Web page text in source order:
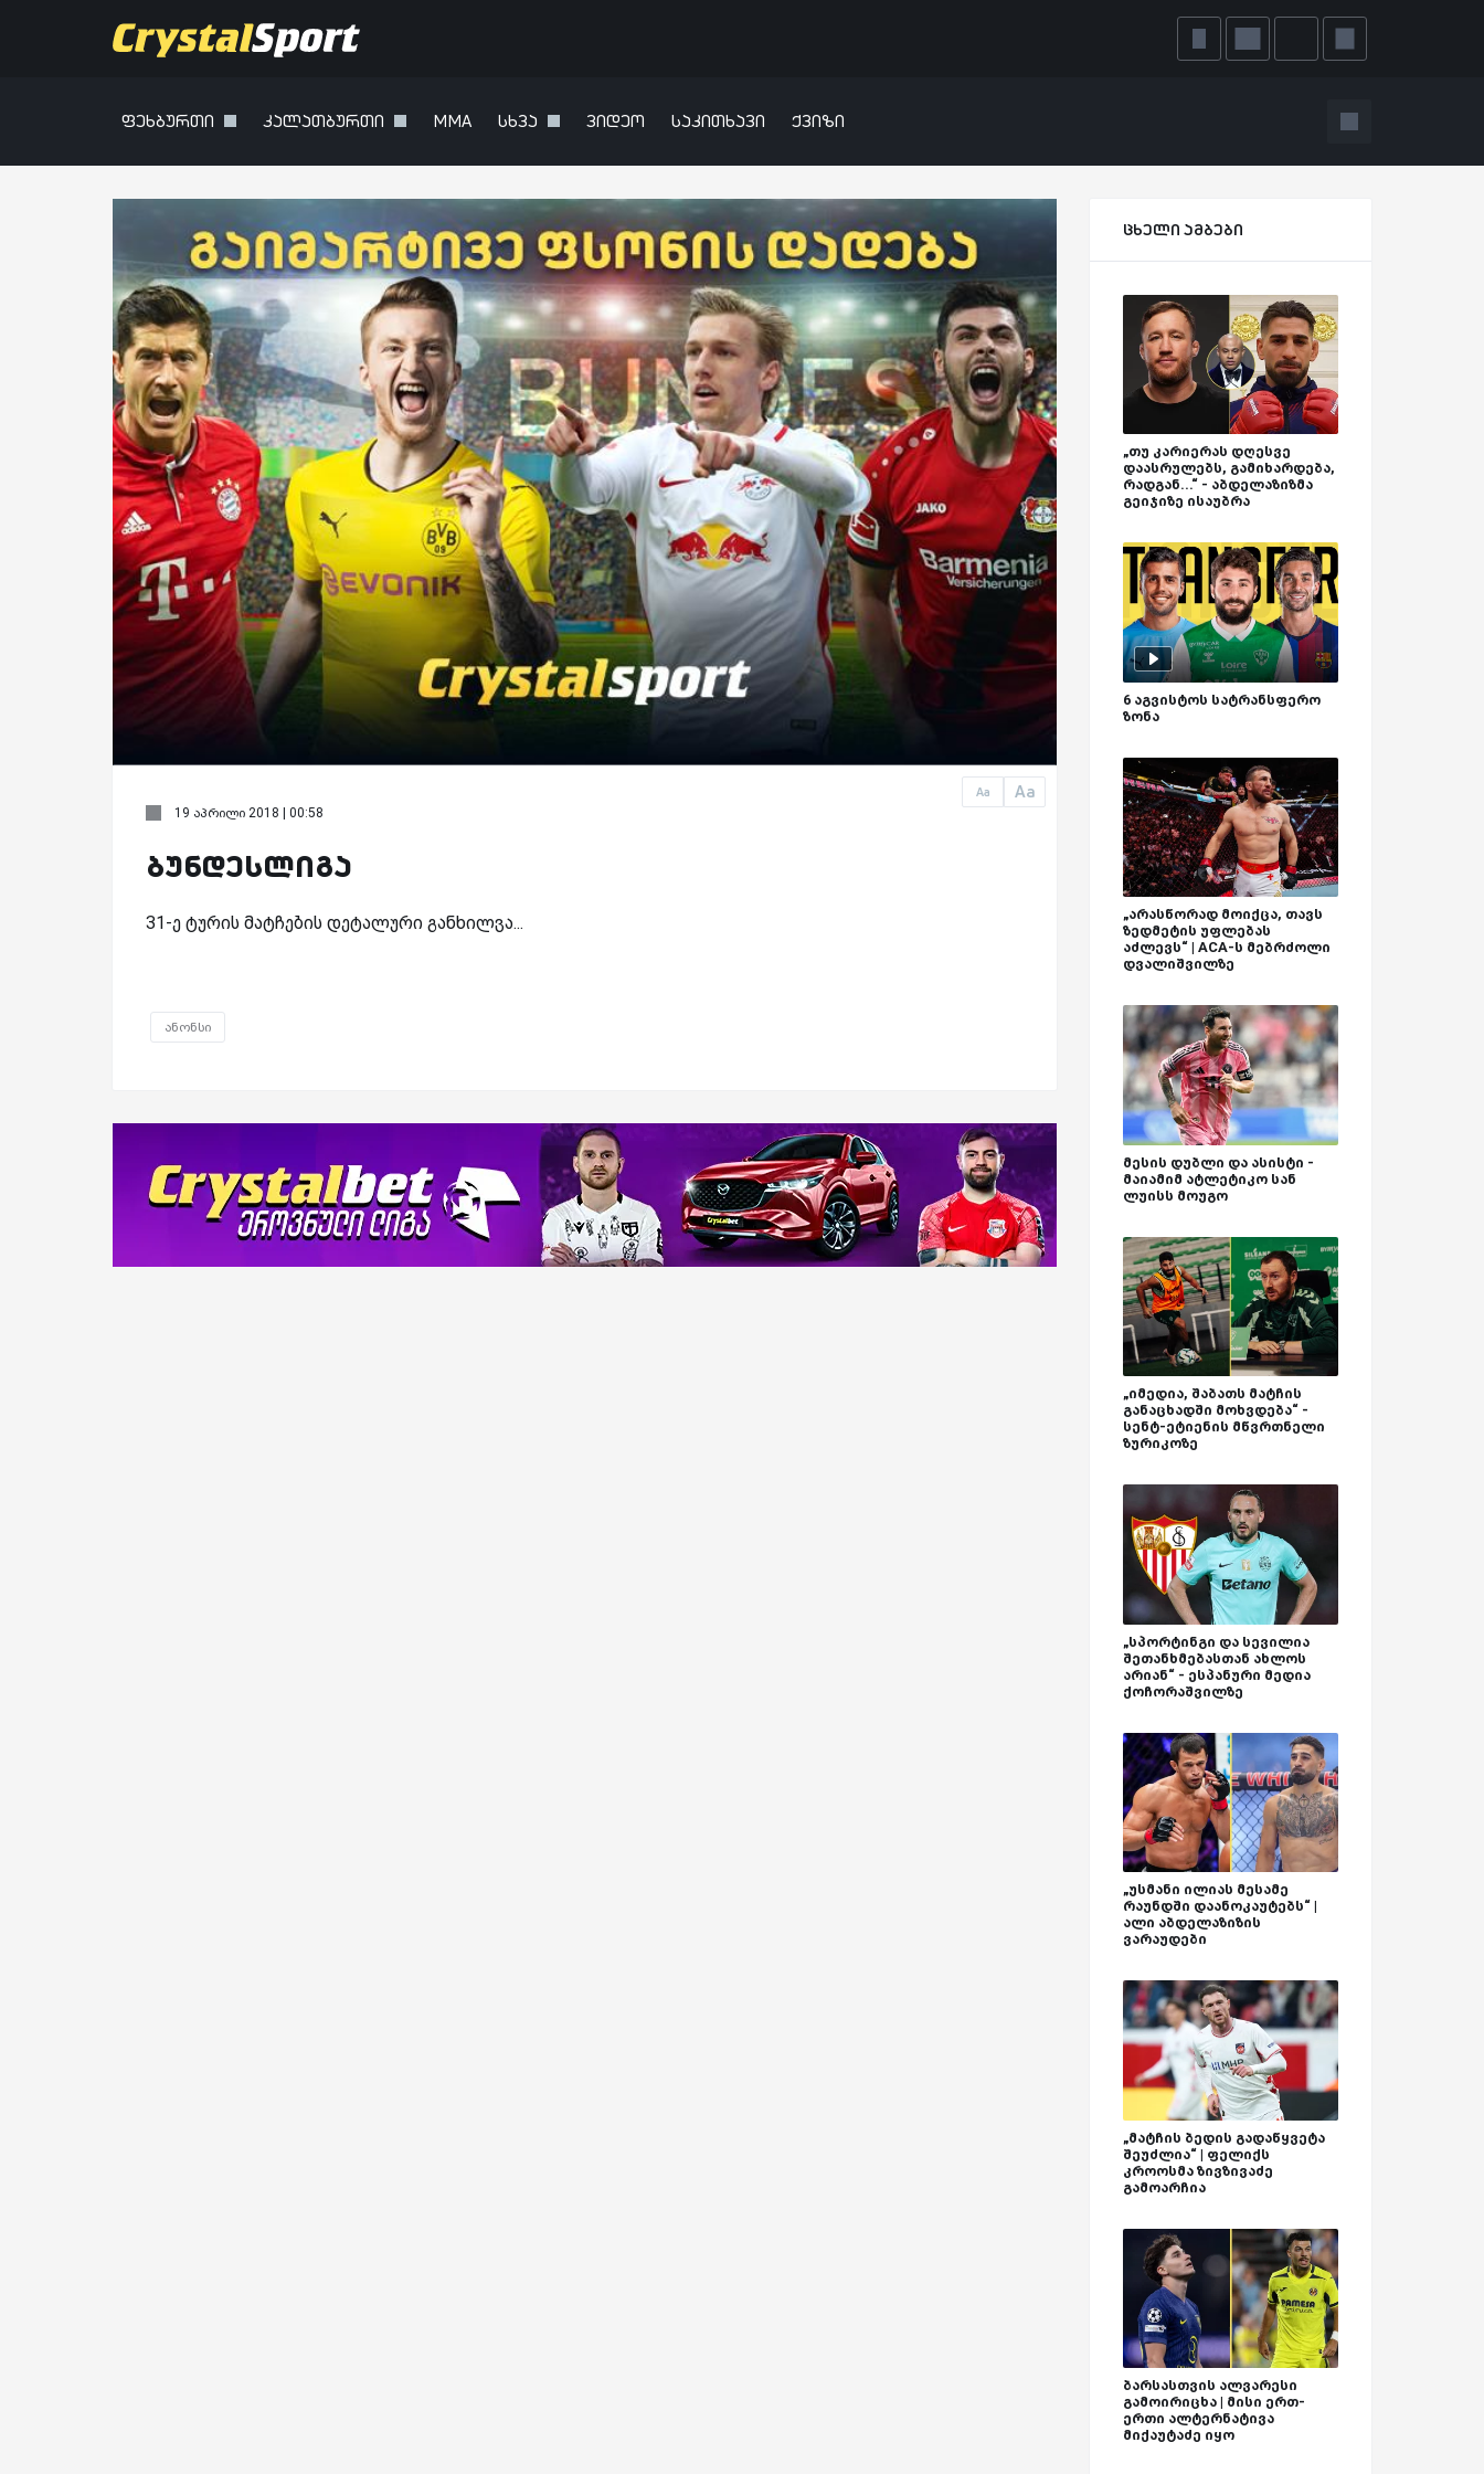
ფეხბურთი კალათბურთი MMA სხვა ვიდეო საკითხავი ქვიზი
Aa Aa
19 აპრილი 2018 | 00:58
ბუნდესლიგა
31-ე ტურის მატჩების დეტალური განხილვა...
ანონსი
ცხელი ამბები
„თუ კარიერას დღესვე
დაასრულებს, გამიხარდება,
რადგან...“ - აბდელაზიზმა
გეიჯიზე ისაუბრა
6 აგვისტოს სატრანსფერო
ზონა
„არასწორად მოიქცა, თავს
ზედმეტის უფლებას
აძლევს“ | ACA-ს მებრძოლი
დვალიშვილზე
მესის დუბლი და ასისტი -
მაიამიმ ატლეტიკო სან
ლუისს მოუგო
„იმედია, შაბათს მატჩის
განაცხადში მოხვდება“ -
სენტ-ეტიენის მწვრთნელი
ზურიკოზე
„სპორტინგი და სევილია
შეთანხმებასთან ახლოს
არიან“ - ესპანური მედია
ქოჩორაშვილზე
„უსმანი ილიას მესამე
რაუნდში დაანოკაუტებს“ |
ალი აბდელაზიზის
ვარაუდები
„მატჩის ბედის გადაწყვეტა
შეუძლია“ | ფელიქს
კროოსმა ზივზივაძე
გამოარჩია
ბარსასთვის ალვარესი
გამოირიცხა | მისი ერთ-
ერთი ალტერნატივა
მიქაუტაძე იყო